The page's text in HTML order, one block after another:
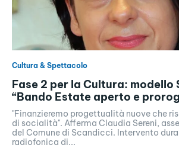
Cultura & Spettacolo
Fase 2 per la Cultura: modello
“Bando Estate aperto e
"Finanzieremo progettualità nuove che
di socialità". Afferma Claudia Sereni,
del Comune di Scandicci. Intervento durante la maratona
radiofonica di...